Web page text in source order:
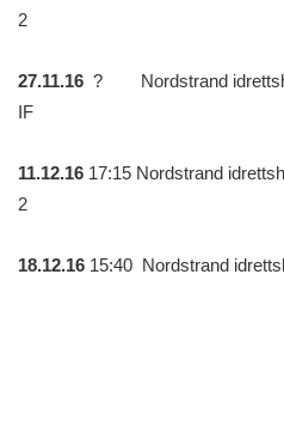
2
27.11.16 ? Nordstrand
IF
11.12.16 17:15 Nordstrand
2
18.12.16 15:40 Nordstrand